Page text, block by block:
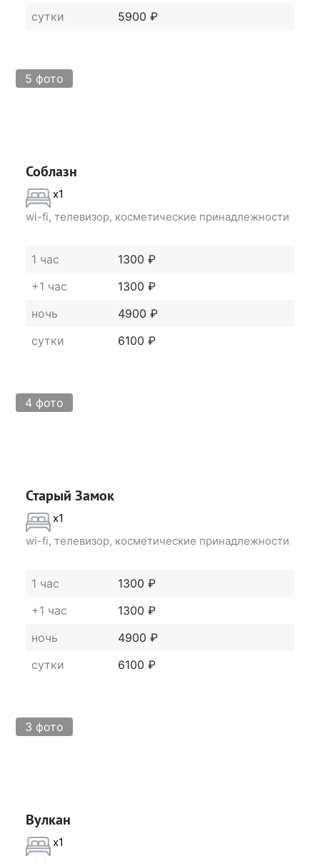
сутки
5900 ₽
5 фото
Соблазн
x1
wi-fi, телевизор, косметические принадлежности
1 час
1300 ₽
+1 час
1300 ₽
ночь
4900 ₽
сутки
6100 ₽
4 фото
Старый Замок
x1
wi-fi, телевизор, косметические принадлежности
1 час
1300 ₽
+1 час
1300 ₽
ночь
4900 ₽
сутки
6100 ₽
3 фото
Вулкан
x1